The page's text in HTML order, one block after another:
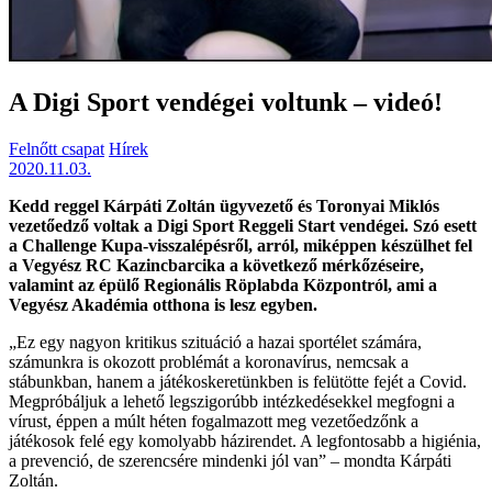
A Digi Sport vendégei voltunk – videó!
Felnőtt csapat Hírek
2020.11.03.
Kedd reggel Kárpáti Zoltán ügyvezető és Toronyai Miklós
vezetőedző voltak a Digi Sport Reggeli Start vendégei. Szó esett
a Challenge Kupa-visszalépésről, arról, miképpen készülhet fel
a Vegyész RC Kazincbarcika a következő mérkőzéseire,
valamint az épülő Regionális Röplabda Központról, ami a
Vegyész Akadémia otthona is lesz egyben.
„Ez egy nagyon kritikus szituáció a hazai sportélet számára,
számunkra is okozott problémát a koronavírus, nemcsak a
stábunkban, hanem a játékoskeretünkben is felütötte fejét a Covid.
Megpróbáljuk a lehető legszigorúbb intézkedésekkel megfogni a
vírust, éppen a múlt héten fogalmazott meg vezetőedzőnk a
játékosok felé egy komolyabb házirendet. A legfontosabb a higiénia,
a prevenció, de szerencsére mindenki jól van” – mondta Kárpáti
Zoltán.